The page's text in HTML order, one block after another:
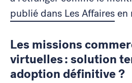
publié dans Les Affaires en
Les missions
virtuelles : solution
adoption définitive ?